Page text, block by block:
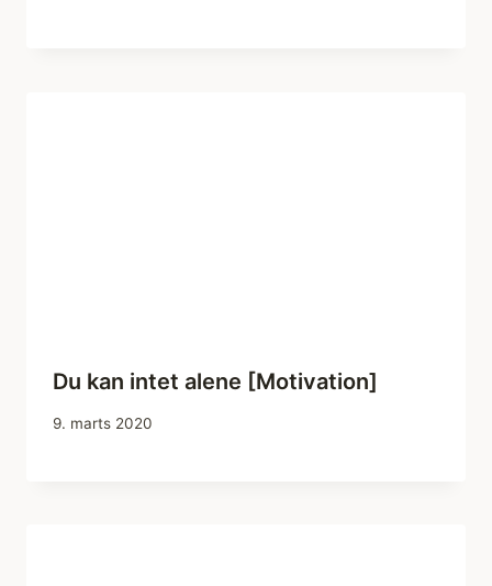
Du kan intet alene [Motivation]
9. marts 2020